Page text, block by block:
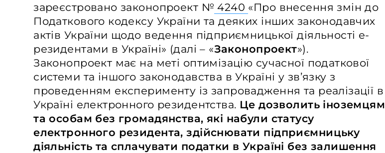
зареєстровано законопроект № 4240 «Про внесення змін до
Податкового кодексу України та деяких інших законодавчих
актів України щодо ведення підприємницької діяльності е-
резидентами в Україні» (далі – «Законопроект»).
Законопроект має на меті оптимізацію сучасної податкової
системи та іншого законодавства в Україні у зв’язку з
проведенням експерименту із запровадження та реалізації в
Україні електронного резидентства. Це дозволить іноземцям
та особам без громадянства, які набули статусу
електронного резидента, здійснювати підприємницьку
діяльність та сплачувати податки в Україні без залишення